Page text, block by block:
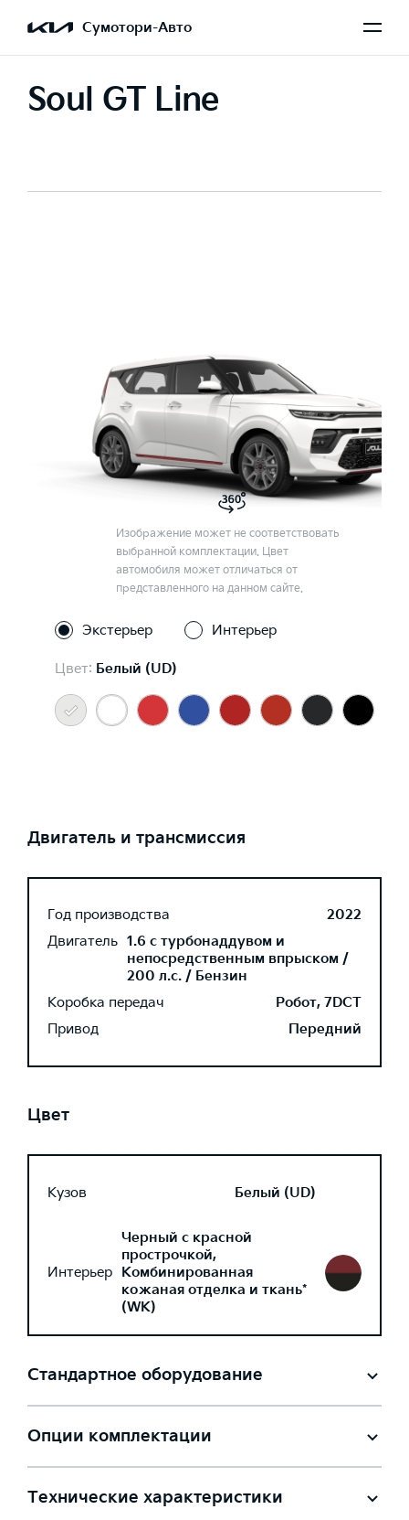
Сумотори-Авто
Soul GT Line
Изображение может не соответствовать
выбранной комплектации. Цвет
автомобиля может отличаться от
представленного на данном сайте.
Экстерьер Интерьер
Цвет: Белый (UD)
Двигатель и трансмиссия
Год производства
2022
Двигатель 1.6 с турбонаддувом и
непосредственным впрыском /
200 л.с. / Бензин
Коробка передач
Робот, 7DCT
Привод
Передний
Цвет
Кузов Белый (UD)
Интерьер
Черный с красной
прострочкой,
Комбинированная
кожаная отделка и ткань*
(WK)
Стандартное оборудование
Опции комплектации
Технические характеристики